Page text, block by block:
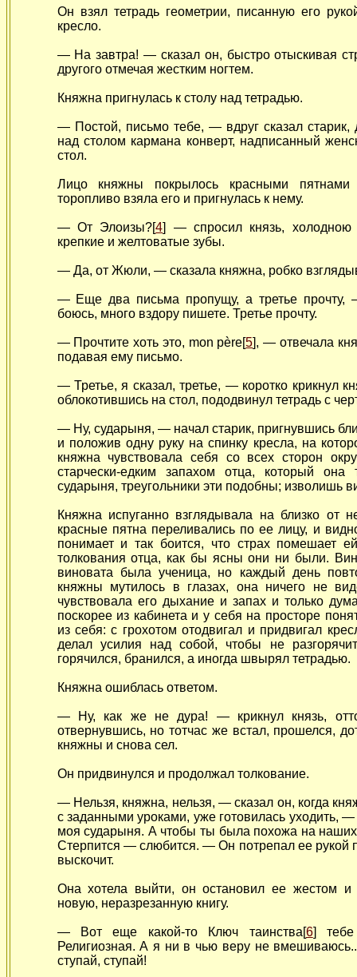
Он взял тетрадь геометрии, писанную его
кресло.
— На завтра! — сказал он, быстро отыскивая
другого отмечая жестким ногтем.
Княжна пригнулась к столу над тетрадью.
— Постой, письмо тебе, — вдруг сказал старик,
над столом кармана конверт, надписанный
стол.
Лицо княжны покрылось красными
торопливо взяла его и пригнулась к нему.
— От Элоизы?[4] — спросил князь,
крепкие и желтоватые зубы.
— Да, от Жюли, — сказала княжна, робко
— Еще два письма пропущу, а третье прочту,
боюсь, много вздору пишете. Третье прочту.
— Прочтите хоть это, mon père[5], — отвечала
подавая ему письмо.
— Третье, я сказал, третье, — коротко крикнул
облокотившись на стол, пододвинул тетрадь с
— Ну, сударыня, — начал старик, пригнувшись
и положив одну руку на спинку кресла, на
княжна чувствовала себя со всех сторон
старчески-едким запахом отца, который
сударыня, треугольники эти подобны; изволишь
Княжна испуганно взглядывала на близко от
красные пятна переливались по ее лицу, и
понимает и так боится, что страх помешает
толкования отца, как бы ясны они ни были.
виновата была ученица, но каждый день
княжны мутилось в глазах, она ничего не
чувствовала его дыхание и запах и только
поскорее из кабинета и у себя на просторе
из себя: с грохотом отодвигал и придвигал
делал усилия над собой, чтобы не
горячился, бранился, а иногда швырял тетрадью.
Княжна ошиблась ответом.
— Ну, как же не дура! — крикнул князь,
отвернувшись, но тотчас же встал, прошелся,
княжны и снова сел.
Он придвинулся и продолжал толкование.
— Нельзя, княжна, нельзя, — сказал он, когда
с заданными уроками, уже готовилась уходить,
моя сударыня. А чтобы ты была похожа на
Стерпится — слюбится. — Он потрепал ее рукой
выскочит.
Она хотела выйти, он остановил ее жестом и
новую, неразрезанную книгу.
— Вот еще какой-то Ключ таинства[6] тебе
Религиозная. А я ни в чью веру не
ступай, ступай!